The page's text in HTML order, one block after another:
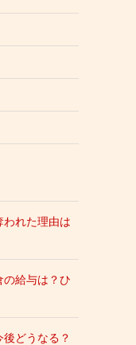
われた理由は
の給与は？ひ
後どうなる？